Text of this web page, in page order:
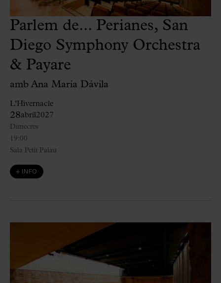
Parlem de... Perianes, San
Diego Symphony Orchestra
& Payare
amb Ana María Dávila
L'Hivernacle
28abril2027
19:00
Dimecres
Sala Petit Palau
+ INFO